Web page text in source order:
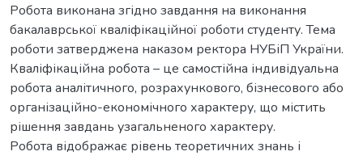
Робота виконана згідно завдання на виконання
бакалаврської кваліфікаційної роботи студенту. Тема
роботи затверджена наказом ректора НУБіП України.
Кваліфікаційна робота – це самостійна індивідуальна
робота аналітичного, розрахункового, бізнесового або
організаційно-економічного характеру, що містить
рішення завдань узагальненого характеру.
Робота відображає рівень теоретичних знань і